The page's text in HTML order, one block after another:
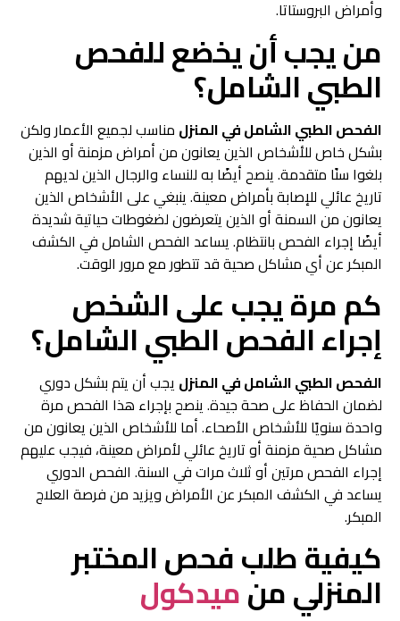
وأمراض البروستاتا.
من يجب أن يخضع للفحص
الطبي الشامل؟
الفحص الطبي الشامل في المنزل مناسب لجميع الأعمار ولكن
بشكل خاص للأشخاص الذين يعانون من أمراض مزمنة أو الذين
بلغوا سنًا متقدمة. ينصح أيضًا به للنساء والرجال الذين لديهم
تاريخ عائلي للإصابة بأمراض معينة. ينبغي على الأشخاص الذين
يعانون من السمنة أو الذين يتعرضون لضغوطات حياتية شديدة
أيضًا إجراء الفحص بانتظام. يساعد الفحص الشامل في الكشف
المبكر عن أي مشاكل صحية قد تتطور مع مرور الوقت.
كم مرة يجب على الشخص
إجراء الفحص الطبي الشامل؟
الفحص الطبي الشامل في المنزل يجب أن يتم بشكل دوري
لضمان الحفاظ على صحة جيدة. ينصح بإجراء هذا الفحص مرة
واحدة سنويًا للأشخاص الأصحاء. أما للأشخاص الذين يعانون من
مشاكل صحية مزمنة أو تاريخ عائلي لأمراض معينة، فيجب عليهم
إجراء الفحص مرتين أو ثلاث مرات في السنة. الفحص الدوري
يساعد في الكشف المبكر عن الأمراض ويزيد من فرصة العلاج
المبكر.
كيفية طلب فحص المختبر
المنزلي منميدكول